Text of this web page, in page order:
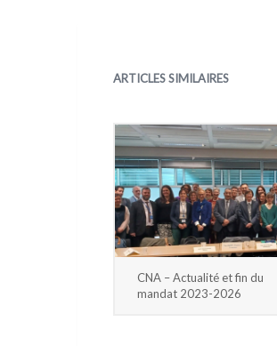
ARTICLES SIMILAIRES
CNA – Actualité et fin du
mandat 2023-2026